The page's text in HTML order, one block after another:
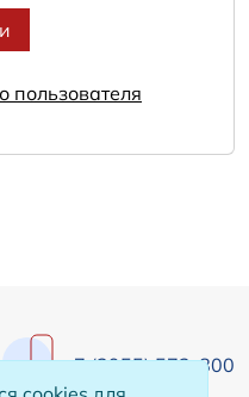
пользователя
+7 (3955) 572-800